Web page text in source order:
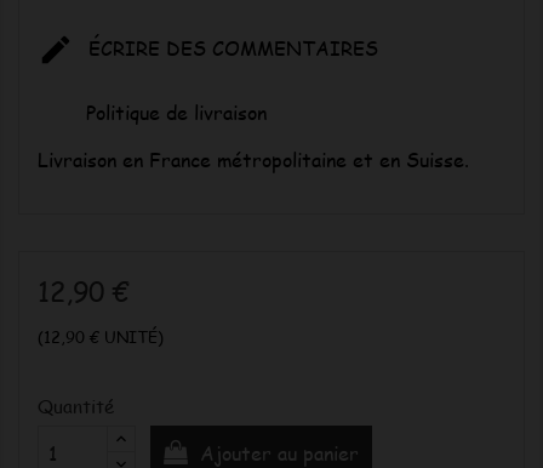
 ÉCRIRE DES COMMENTAIRES
Politique de livraison
Livraison en France métropolitaine et en Suisse.
12,90 €
(12,90 € UNITÉ)
Quantité
Ajouter au panier